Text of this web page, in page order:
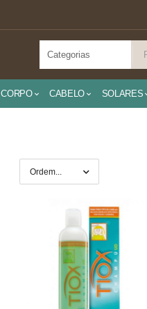
CORPO CABELO SOLARES